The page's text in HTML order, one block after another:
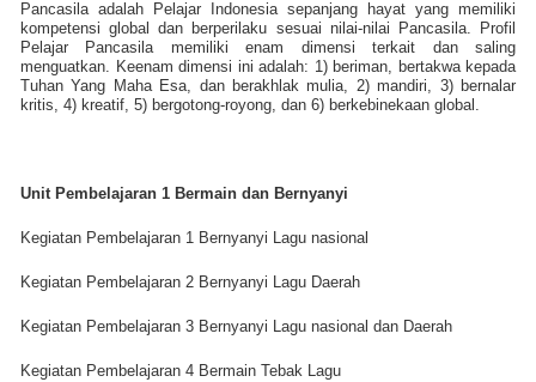
Pancasila adalah Pelajar Indonesia sepanjang hayat yang memiliki
kompetensi global dan berperilaku sesuai nilai-nilai Pancasila. Profil
Pelajar Pancasila memiliki enam dimensi terkait dan saling
menguatkan. Keenam dimensi ini adalah: 1) beriman, bertakwa kepada
Tuhan Yang Maha Esa, dan berakhlak mulia, 2) mandiri, 3) bernalar
kritis, 4) kreatif, 5) bergotong-royong, dan 6) berkebinekaan global.
Unit Pembelajaran 1 Bermain dan Bernyanyi
Kegiatan Pembelajaran 1 Bernyanyi Lagu nasional
Kegiatan Pembelajaran 2 Bernyanyi Lagu Daerah
Kegiatan Pembelajaran 3 Bernyanyi Lagu nasional dan Daerah
Kegiatan Pembelajaran 4 Bermain Tebak Lagu